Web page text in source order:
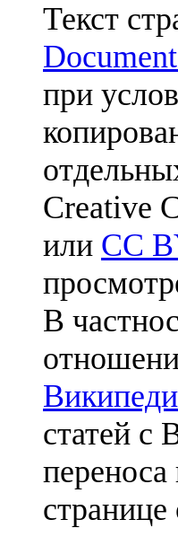
Текст
при
Creative
или CC
В
статей с
переноса